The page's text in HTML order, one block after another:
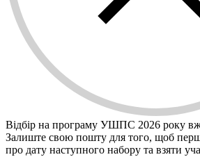
Відбір на програму УШПС 2026 року
Залиште свою пошту для того, щоб
про дату наступного набору та взяти